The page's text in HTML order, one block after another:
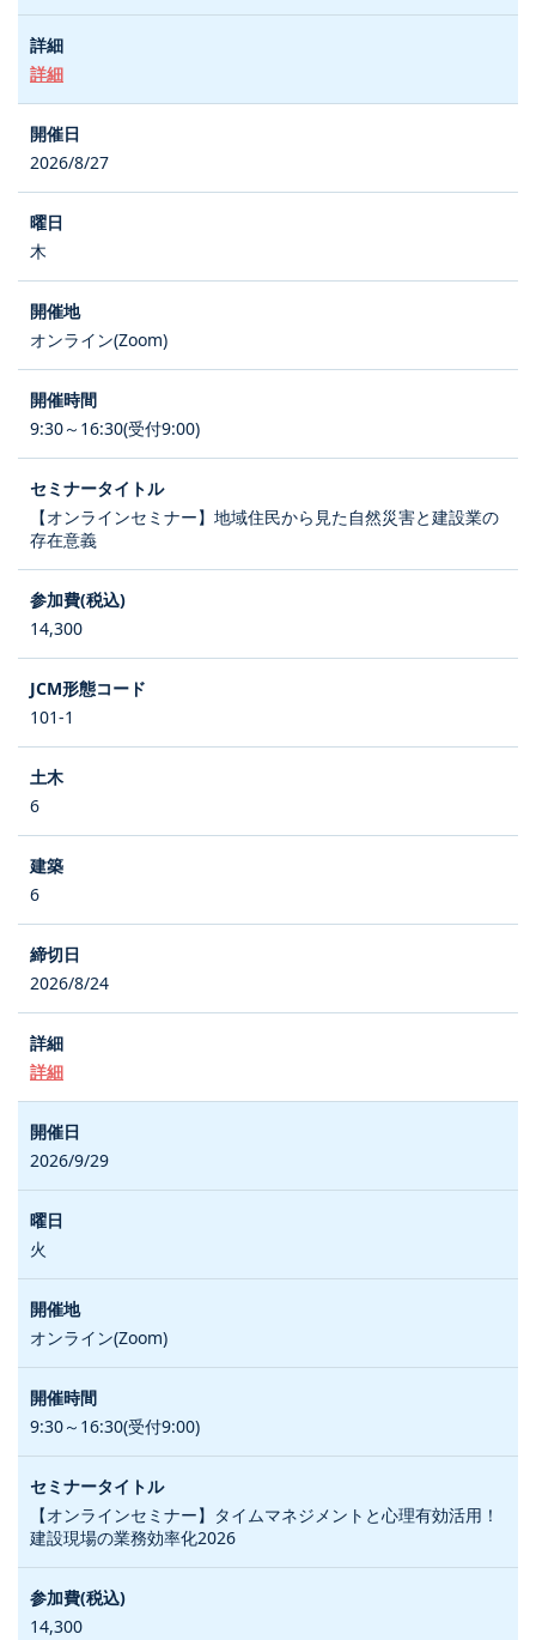
詳細
2026/8/27
木
オンライン(Zoom)
9:30～16:30(受付9:00)
【オンラインセミナー】地域住民から見た自然災害と建設業の
存在意義
14,300
101-1
6
6
2026/8/24
詳細
2026/9/29
火
オンライン(Zoom)
9:30～16:30(受付9:00)
【オンラインセミナー】タイムマネジメントと心理有効活用！
建設現場の業務効率化2026
14,300